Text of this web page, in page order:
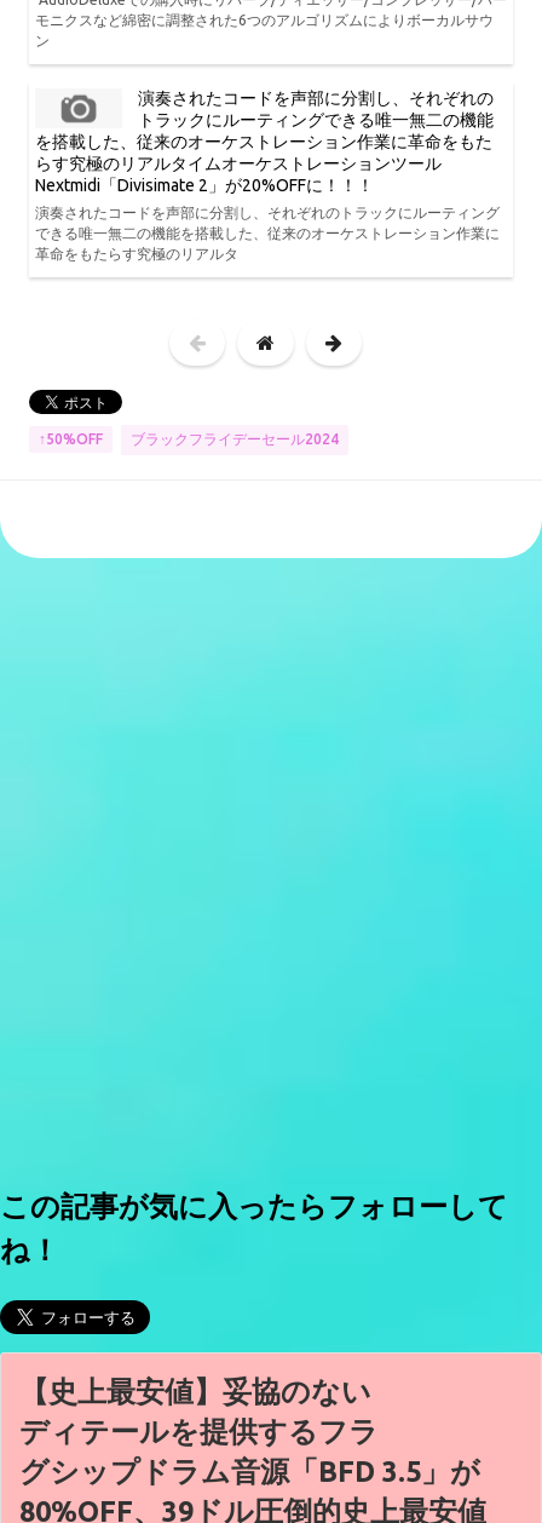
モニクスなど綿密に調整された6つのアルゴリズムによりボーカルサウ
ン
演奏されたコードを声部に分割し、それぞれの
トラックにルーティングできる唯一無二の機能
を搭載した、従来のオーケストレーション作業に革命をもた
らす究極のリアルタイムオーケストレーションツール
Nextmidi「Divisimate 2」が20%OFFに！！！
演奏されたコードを声部に分割し、それぞれのトラックにルーティング
できる唯一無二の機能を搭載した、従来のオーケストレーション作業に
革命をもたらす究極のリアルタ
↑50%OFF ブラックフライデーセール2024
この記事が気に入ったらフォローして
ね！
【史上最安値】妥協のない
ディテールを提供するフラ
グシップドラム音源「BFD 3.5」が
80%OFF、39ドル圧倒的史上最安値